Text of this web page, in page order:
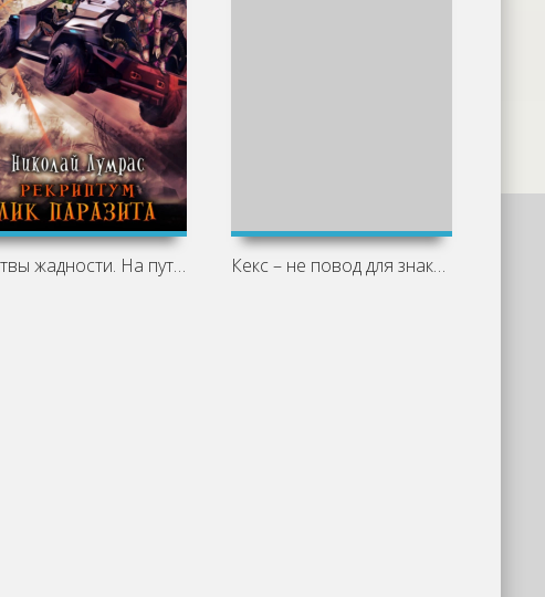
Жертвы жадности. На пути прогресса - Кекс – не повод для знакомства -